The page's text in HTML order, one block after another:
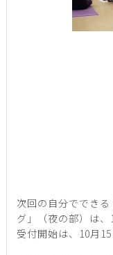
次回の自分ででき
グ」（夜の部）は、
受付開始は、10月